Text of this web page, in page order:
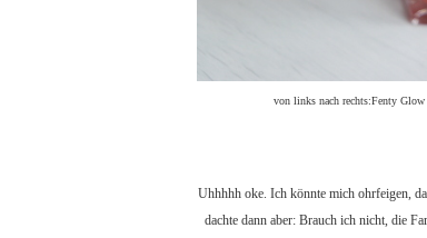
von links nach rechts:Fenty
Uhhhhh oke. Ich könnte mich ohrfeigen,
dachte dann aber: Brauch ich nicht, die